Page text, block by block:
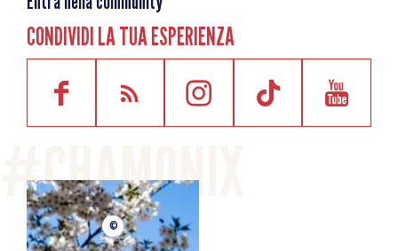
CONDIVIDI LA TUA ESPERIENZA
©